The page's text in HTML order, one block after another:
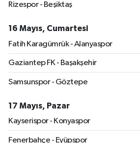
Rizespor - Beşiktaş
16 Mayıs, Cumartesi
Fatih Karagümrük - Alanyaspor
Gaziantep FK - Başakşehir
Samsunspor - Göztepe
17 Mayıs, Pazar
Kayserispor - Konyaspor
Fenerbahçe - Eyüpspor